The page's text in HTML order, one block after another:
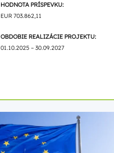
HODNOTA PRÍSPEVKU:
EUR 703.862,11
OBDOBIE REALIZÁCIE PROJEKTU:
01.10.2025 – 30.09.2027